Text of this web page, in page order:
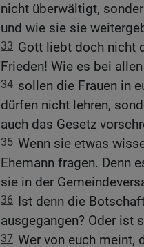
nicht überwältigt,
und wie sie sie
33 Gott liebt doch nicht
Frieden! Wie es bei
34 sollen die Frauen in
dürfen nicht lehren,
auch das Gesetz
35 Wenn sie etwas
Ehemann fragen. Denn
sie in der
36 Ist denn die
ausgegangen? Oder ist
37 Wer von euch meint,